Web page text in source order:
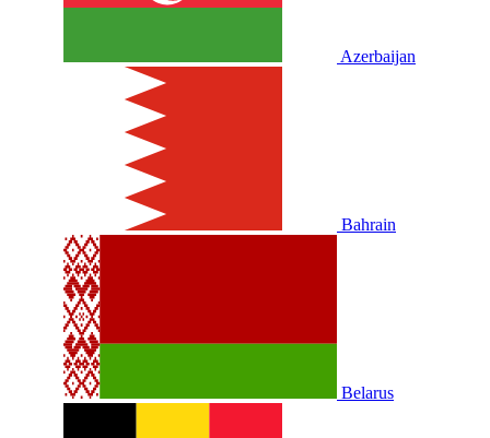
Azerbaijan
Bahrain
Belarus